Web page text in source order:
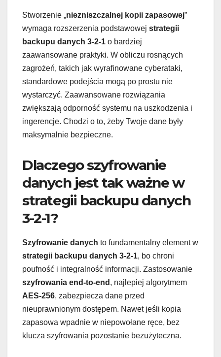
Stworzenie „niezniszczalnej kopii zapasowej”
wymaga rozszerzenia podstawowej strategii
backupu danych 3-2-1 o bardziej
zaawansowane praktyki. W obliczu rosnących
zagrożeń, takich jak wyrafinowane cyberataki,
standardowe podejścia mogą po prostu nie
wystarczyć. Zaawansowane rozwiązania
zwiększają odporność systemu na uszkodzenia i
ingerencje. Chodzi o to, żeby Twoje dane były
maksymalnie bezpieczne.
Dlaczego szyfrowanie
danych jest tak ważne w
strategii backupu danych
3-2-1?
Szyfrowanie danych to fundamentalny element w
strategii backupu danych 3-2-1, bo chroni
poufność i integralność informacji. Zastosowanie
szyfrowania end-to-end , najlepiej algorytmem
AES-256, zabezpiecza dane przed
nieuprawnionym dostępem. Nawet jeśli kopia
zapasowa wpadnie w niepowołane ręce, bez
klucza szyfrowania pozostanie bezużyteczna.